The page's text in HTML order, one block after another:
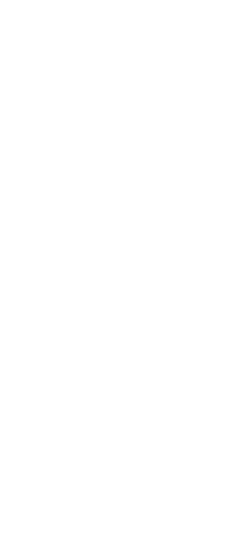
“协会+媒体+法律联动”助力企业发展
党建引领促发展 走访调研谋新篇 ——
党建领航商旅融合，联动赋能行业发
坚守人民立场 践行正确政绩观——北京
艺术疗愈生活 展现积极人生 ——北京
强化内部监督机制 护航协会健康发展
完善治理体系，研究发展重点，共促
强本领守底线 促行业提质效——协会张
党建引领促交流 产教融合共发展——联